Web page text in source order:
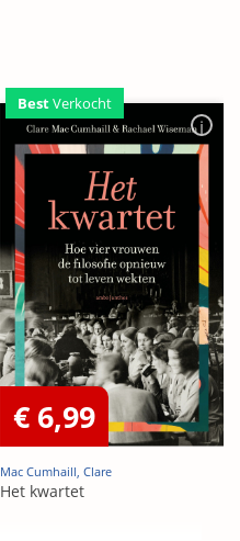
BestVerkocht
€ 6,99
Mac Cumhaill, Clare
Het kwartet